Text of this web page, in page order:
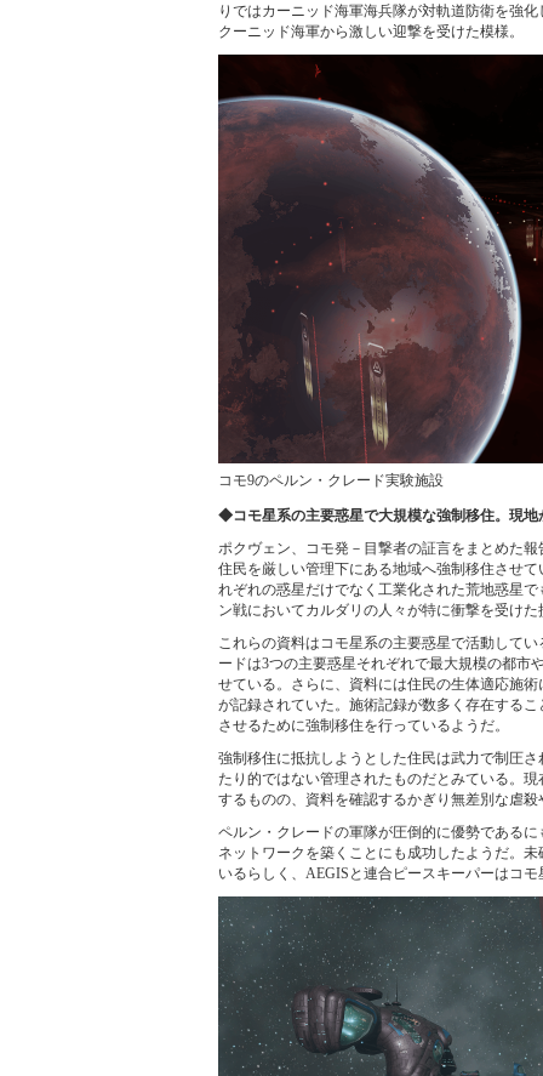
りではカーニッド海軍海兵隊が対軌道防衛を強
クーニッド海軍から激しい迎撃を受けた模様。
コモ9のペルン・クレード実験施設
◆コモ星系の主要惑星で大規模な強制移住。現地
ポクヴェン、コモ発－目撃者の証言をまとめた
住民を厳しい管理下にある地域へ強制移住させ
れぞれの惑星だけでなく工業化された荒地惑星
ン戦においてカルダリの人々が特に衝撃を受け
これらの資料はコモ星系の主要惑星で活動して
ードは3つの主要惑星それぞれで最大規模の都市
せている。さらに、資料には住民の生体適応施
が記録されていた。施術記録が数多く存在する
させるために強制移住を行っているようだ。
強制移住に抵抗しようとした住民は武力で制圧
たり的ではない管理されたものだとみている。
するものの、資料を確認するかぎり無差別な虐
ペルン・クレードの軍隊が圧倒的に優勢である
ネットワークを築くことにも成功したようだ。
いるらしく、AEGISと連合ピースキーパーはコ